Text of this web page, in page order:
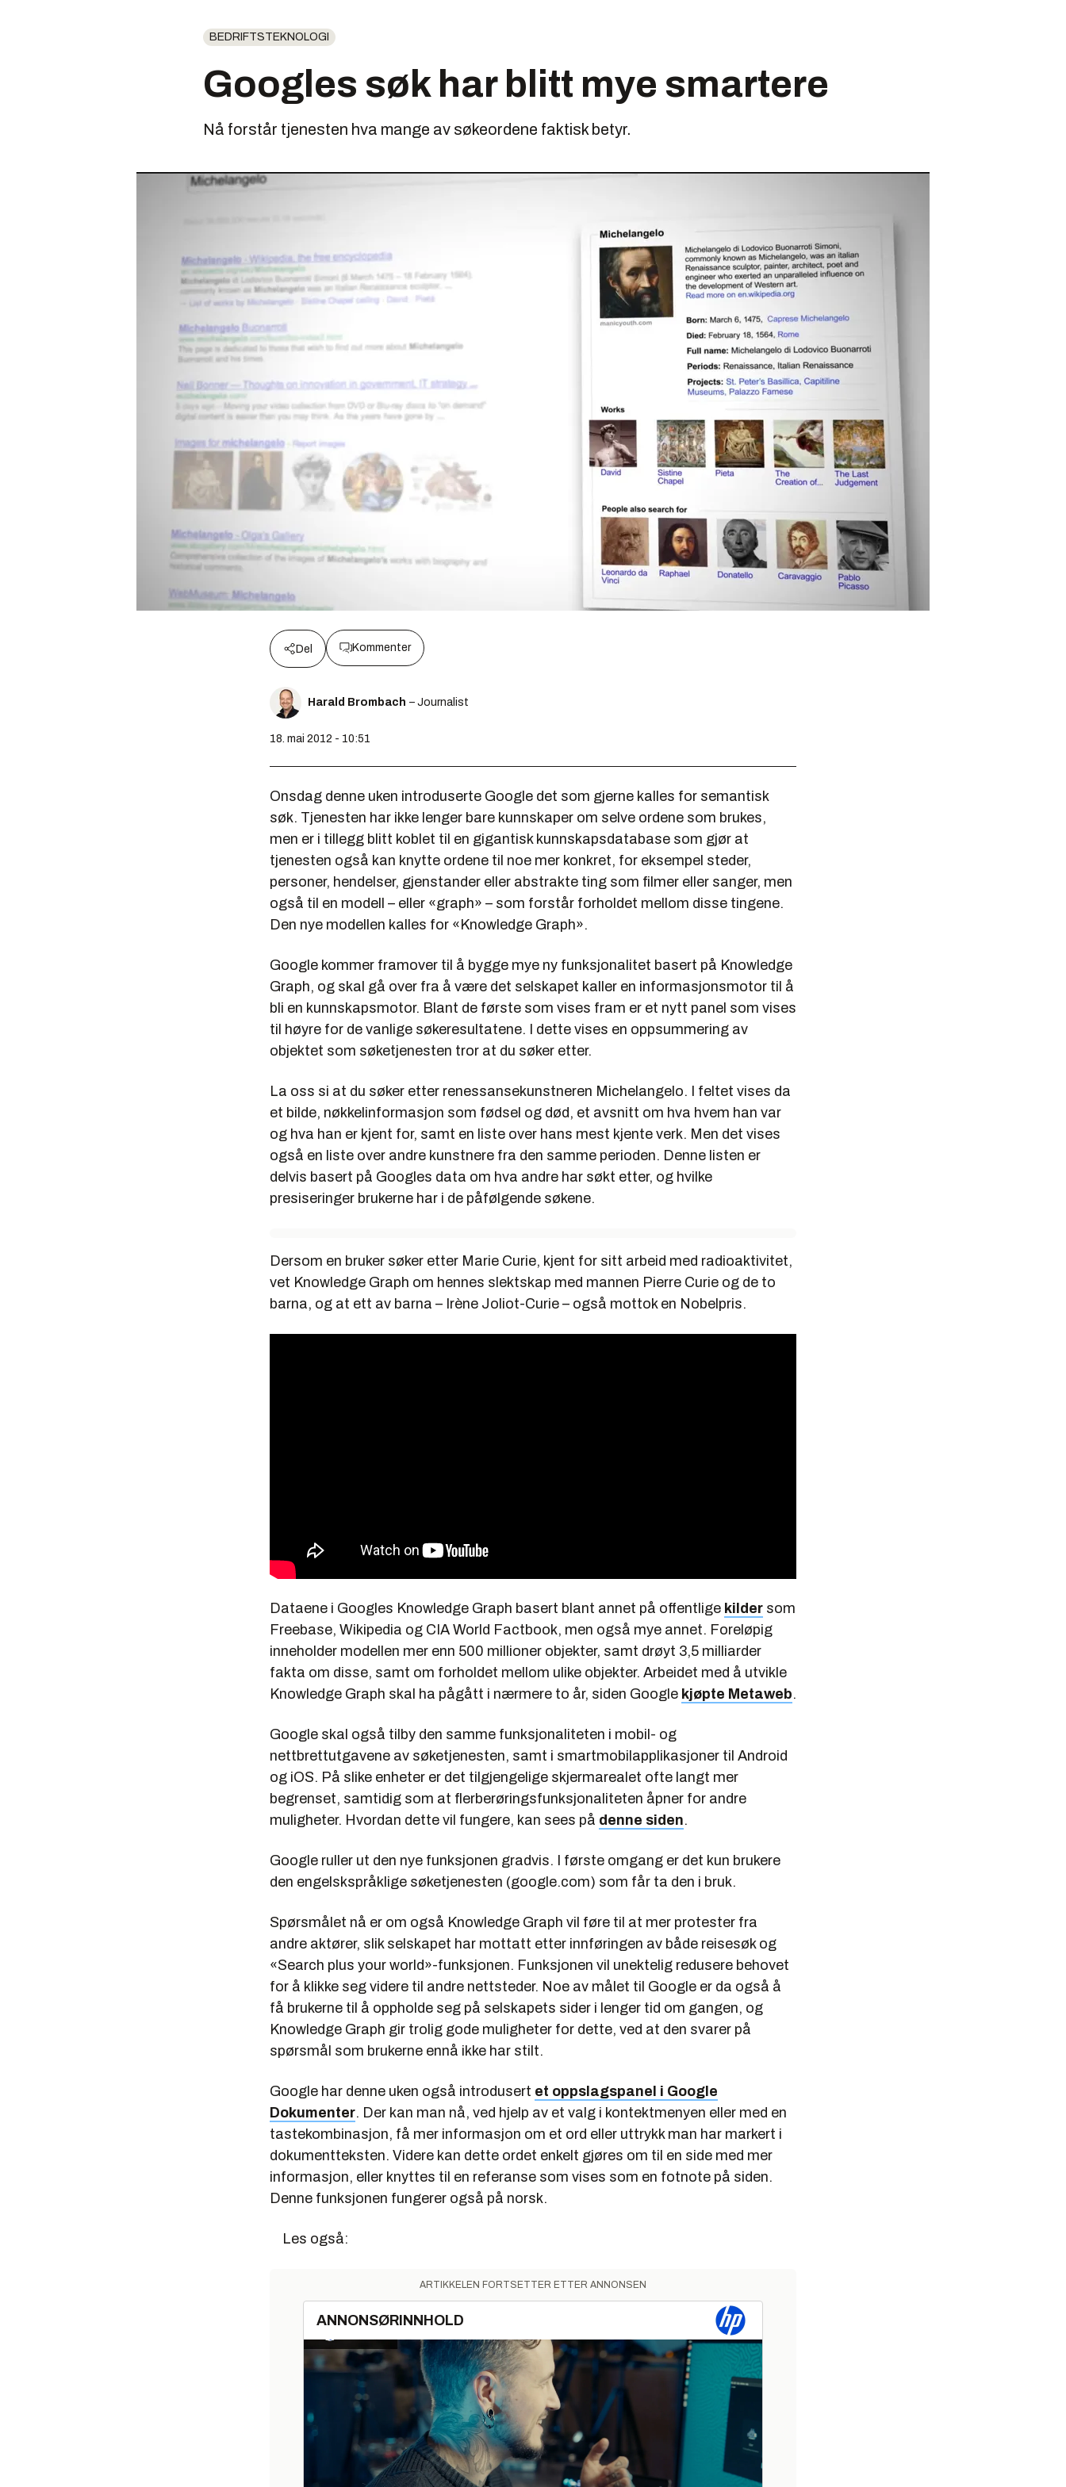
BEDRIFTSTEKNOLOGI
Googles søk har blitt mye smartere
Nå forstår tjenesten hva mange av søkeordene faktisk betyr.
Del Kommenter
Harald Brombach – Journalist
18. mai 2012 - 10:51
Onsdag denne uken introduserte Google det som gjerne kalles for semantisk
søk. Tjenesten har ikke lenger bare kunnskaper om selve ordene som brukes,
men er i tillegg blitt koblet til en gigantisk kunnskapsdatabase som gjør at
tjenesten også kan knytte ordene til noe mer konkret, for eksempel steder,
personer, hendelser, gjenstander eller abstrakte ting som filmer eller sanger, men
også til en modell – eller «graph» – som forstår forholdet mellom disse tingene.
Den nye modellen kalles for «Knowledge Graph».
Google kommer framover til å bygge mye ny funksjonalitet basert på Knowledge
Graph, og skal gå over fra å være det selskapet kaller en informasjonsmotor til å
bli en kunnskapsmotor. Blant de første som vises fram er et nytt panel som vises
til høyre for de vanlige søkeresultatene. I dette vises en oppsummering av
objektet som søketjenesten tror at du søker etter.
La oss si at du søker etter renessansekunstneren Michelangelo. I feltet vises da
et bilde, nøkkelinformasjon som fødsel og død, et avsnitt om hva hvem han var
og hva han er kjent for, samt en liste over hans mest kjente verk. Men det vises
også en liste over andre kunstnere fra den samme perioden. Denne listen er
delvis basert på Googles data om hva andre har søkt etter, og hvilke
presiseringer brukerne har i de påfølgende søkene.
Dersom en bruker søker etter Marie Curie, kjent for sitt arbeid med radioaktivitet,
vet Knowledge Graph om hennes slektskap med mannen Pierre Curie og de to
barna, og at ett av barna – Irène Joliot-Curie – også mottok en Nobelpris.
Dataene i Googles Knowledge Graph basert blant annet på offentlige kilder som
Freebase, Wikipedia og CIA World Factbook, men også mye annet. Foreløpig
inneholder modellen mer enn 500 millioner objekter, samt drøyt 3,5 milliarder
fakta om disse, samt om forholdet mellom ulike objekter. Arbeidet med å utvikle
Knowledge Graph skal ha pågått i nærmere to år, siden Google kjøpte Metaweb.
Google skal også tilby den samme funksjonaliteten i mobil- og
nettbrettutgavene av søketjenesten, samt i smartmobilapplikasjoner til Android
og iOS. På slike enheter er det tilgjengelige skjermarealet ofte langt mer
begrenset, samtidig som at flerberøringsfunksjonaliteten åpner for andre
muligheter. Hvordan dette vil fungere, kan sees på denne siden.
Google ruller ut den nye funksjonen gradvis. I første omgang er det kun brukere
den engelskspråklige søketjenesten (google.com) som får ta den i bruk.
Spørsmålet nå er om også Knowledge Graph vil føre til at mer protester fra
andre aktører, slik selskapet har mottatt etter innføringen av både reisesøk og
«Search plus your world»-funksjonen. Funksjonen vil unektelig redusere behovet
for å klikke seg videre til andre nettsteder. Noe av målet til Google er da også å
få brukerne til å oppholde seg på selskapets sider i lenger tid om gangen, og
Knowledge Graph gir trolig gode muligheter for dette, ved at den svarer på
spørsmål som brukerne ennå ikke har stilt.
Google har denne uken også introdusert et oppslagspanel i Google
Dokumenter. Der kan man nå, ved hjelp av et valg i kontektmenyen eller med en
tastekombinasjon, få mer informasjon om et ord eller uttrykk man har markert i
dokumentteksten. Videre kan dette ordet enkelt gjøres om til en side med mer
informasjon, eller knyttes til en referanse som vises som en fotnote på siden.
Denne funksjonen fungerer også på norsk.
Les også:
ARTIKKELEN FORTSETTER ETTER ANNONSEN
ANNONSØRINNHOLD